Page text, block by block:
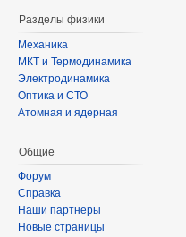
Разделы физики
Механика
МКТ и Термодинамика
Электродинамика
Оптика и СТО
Атомная и ядерная
Общие
Форум
Справка
Наши партнеры
Новые страницы